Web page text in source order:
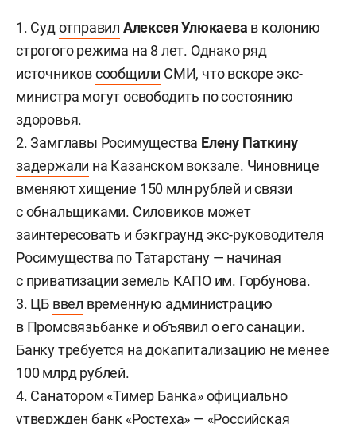
1. Суд отправил Алексея Улюкаева в колонию
строгого режима на 8 лет. Однако ряд
источниковсообщили СМИ, что вскоре экс-
министра могут освободить по состоянию
здоровья.
2. Замглавы Росимущества Елену Паткину
задержали на Казанском вокзале. Чиновнице
вменяют хищение 150 млн рублей и связи
с обнальщиками. Силовиков может
заинтересовать и бэкграунд экс-руководителя
Росимущества по Татарстану — начиная
с приватизации земель КАПО им. Горбунова.
3. ЦБ ввел временную администрацию
в Промсвязьбанке и объявил о его санации.
Банку требуется на докапитализацию не менее
100 млрд рублей.
4. Санатором «Тимер Банка»официально
утвержден банк «Ростеха» — «Российская